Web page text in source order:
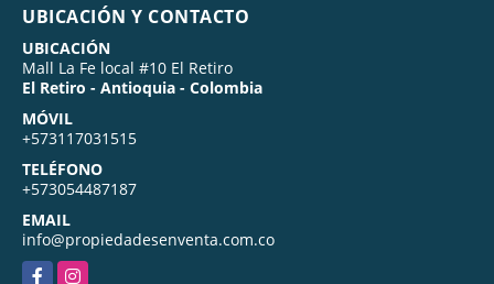
UBICACIÓN Y CONTACTO
UBICACIÓN
Mall La Fe local #10 El Retiro
El Retiro - Antioquia - Colombia
MÓVIL
+573117031515
TELÉFONO
+573054487187
EMAIL
info@propiedadesenventa.com.co
FacebookInstagram